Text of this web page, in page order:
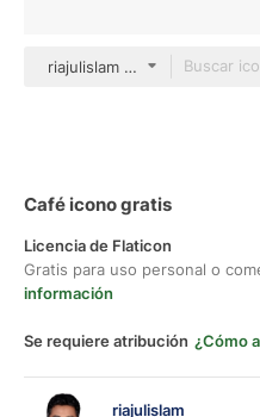
riajulislam Glyph
Café icono gratis
Licencia de Flaticon
Gratis para uso personal o
información
Se requiere atribución ¿Cómo
riajulislam